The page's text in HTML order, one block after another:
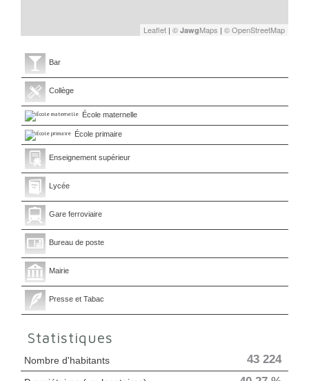
Leaflet | © JawgMaps | © OpenStreetMap
Bar
Collège
École maternelle
École primaire
Enseignement supérieur
Lycée
Gare ferroviaire
Bureau de poste
Mairie
Presse et Tabac
Statistiques
Nombre d'habitants 43 224